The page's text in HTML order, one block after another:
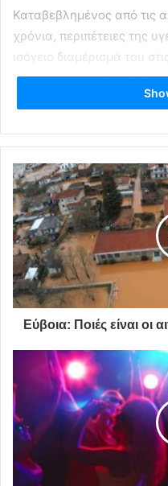
Καταβεβλημένος από τις
χρόνια, περιπέτειες της
ισόγειο διαμέρισμά του
Θεσσαλονίκης,
Καβάφης κι ο Τσιτσάνης
Γεννήθηκε στις 21
ημέρα της γέννησής του
της Άνοιξης), έμελλε να
της ποίησης».
«Δεν θέλω και πολύ τις
την εντύπωση ότι
τίποτα άλλο παρά να
έλεγε.
Στην εφηβεία
θεολογία (πήγαινε στο
είχε επηρεαστεί) ή να
Τεχνών. Τελικά αποφάσισε
φοίτησε στο τμήμα
Πανεπιστημίου
Εύβοια: Ποιές είναι οι